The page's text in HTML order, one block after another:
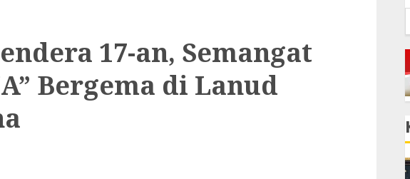
17-an, Semangat
Bergema di Lanud